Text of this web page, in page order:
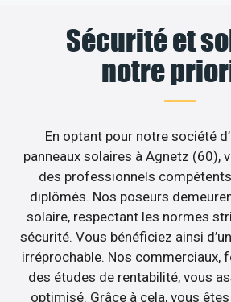
Sécurité et
notre
En optant pour notre société
panneaux solaires à Agnetz (60),
des professionnels
diplômés. Nos poseurs
solaire, respectant les normes
sécurité. Vous bénéficiez ainsi
irréprochable. Nos commerciaux,
des études de rentabilité, vous
optimisé. Grâce à cela, vous